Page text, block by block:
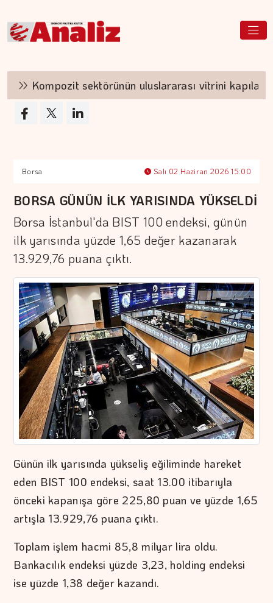
Kompozit sektörünün uluslararası vitrini kapılarını
Borsa Salı 02 Haziran 2026 15:00
BORSA GÜNÜN İLK YARISINDA YÜKSELDİ
Borsa İstanbul'da BIST 100 endeksi, günün
ilk yarısında yüzde 1,65 değer kazanarak
13.929,76 puana çıktı.
Günün ilk yarısında yükseliş eğiliminde hareket
eden BIST 100 endeksi, saat 13.00 itibarıyla
önceki kapanışa göre 225,80 puan ve yüzde 1,65
artışla 13.929,76 puana çıktı.
Toplam işlem hacmi 85,8 milyar lira oldu.
Bankacılık endeksi yüzde 3,23, holding endeksi
ise yüzde 1,38 değer kazandı.